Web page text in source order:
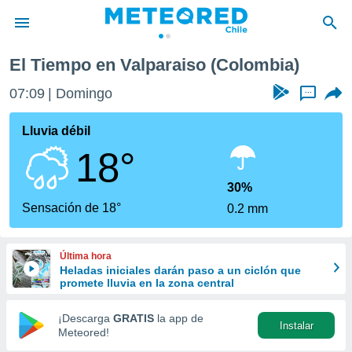
de
por
se
calidad.
a este
las
y
forma
digital
basada
El Tiempo en Valparaiso (Colombia)
07:09 Domingo ...
Lluvia débil
18°
Sensación de 18°
30%
0.2 mm
Última hora
Heladas iniciales darán paso a un ciclón que
promete lluvia en la zona central
¡Descarga GRATIS la app de
Meteored!
Instalar